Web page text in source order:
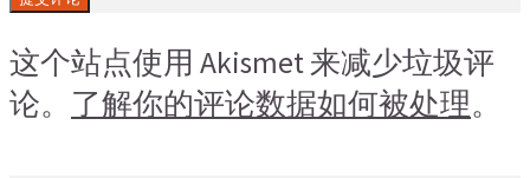
这个站点使用 Akismet 来减少垃圾评
论。 了解你的评论数据如何被处理。